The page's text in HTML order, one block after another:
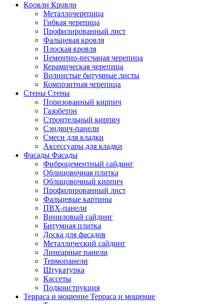
Кровли Кровли
Металлочерепица
Гибкая черепица
Профилированный лист
Фальцевая кровля
Плоская кровля
Цементно-песчаная черепица
Керамическая черепица
Волнистые битумные листы
Композитная черепица
Стены Стены
Поризованный кирпич
Газобетон
Строительный кирпич
Сэндвич-панели
Смеси для кладки
Аксессуары для кладки
Фасады Фасады
Фиброцементный сайдинг
Облицовочная плитка
Облицовочный кирпич
Профилированный лист
Фальцевые картины
ПВХ-панели
Виниловый сайдинг
Битумная плитка
Доска для фасадов
Металлический сайдинг
Линеарные панели
Термопанели
Штукатурка
Кассеты
Подконструкция
Терраса и мощение Терраса и мощение